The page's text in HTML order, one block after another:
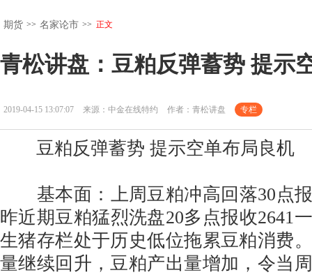
期货 >> 名家论市 >> 正文
青松讲盘：豆粕反弹蓄势 提示
2019-04-15 13:07:07 来源：中金在线特约 作者：青松讲盘 专栏
豆粕反弹蓄势 提示空单布局良机
基本面：上周豆粕冲高回落30点报
昨近期豆粕猛烈洗盘20多点报收2641
生猪存栏处于历史低位拖累豆粕消费
量继续回升，豆粕产出量增加，令当